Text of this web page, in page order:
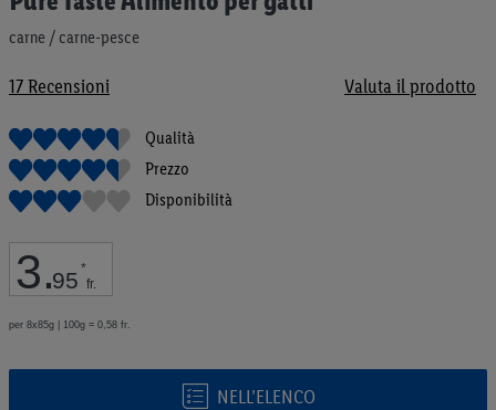
carne / carne-pesce
17Recensioni Valuta il prodotto
Qualità
Prezzo
Disponibilità
3.95 *
fr.
per 8x85g | 100g = 0,58 fr.
NELL’ELENCO
all'inizio
della
di
immagini